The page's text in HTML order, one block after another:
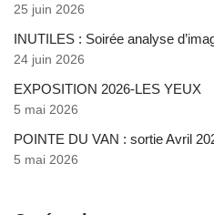
25 juin 2026
INUTILES : Soirée analyse
24 juin 2026
EXPOSITION 2026-LES YEUX
5 mai 2026
POINTE DU VAN : sortie Avril
5 mai 2026